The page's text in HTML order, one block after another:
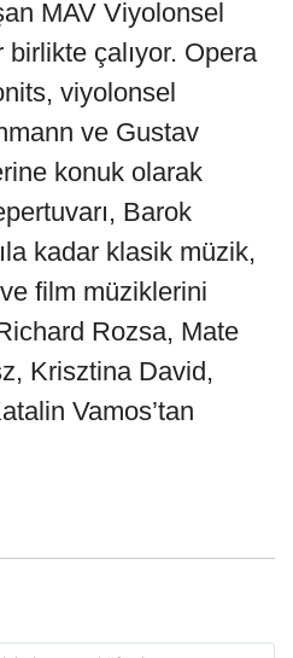
MAV Viyolonsel
birlikte çalıyor. Opera
viyolonsel
ve Gustav
konuk olarak
Barok
kadar klasik müzik,
film müziklerini
Rozsa, Mate
Krisztina David,
Vamos’tan